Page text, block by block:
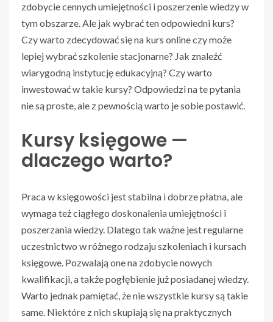
zdobycie cennych umiejętności i poszerzenie wiedzy w
tym obszarze. Ale jak wybrać ten odpowiedni kurs?
Czy warto zdecydować się na kurs online czy może
lepiej wybrać szkolenie stacjonarne? Jak znaleźć
wiarygodną instytucję edukacyjną? Czy warto
inwestować w takie kursy? Odpowiedzi na te pytania
nie są proste, ale z pewnością warto je sobie postawić.
Kursy księgowe —
dlaczego warto?
Praca w księgowości jest stabilna i dobrze płatna, ale
wymaga też ciągłego doskonalenia umiejętności i
poszerzania wiedzy. Dlatego tak ważne jest regularne
uczestnictwo w różnego rodzaju szkoleniach i kursach
księgowe. Pozwalają one na zdobycie nowych
kwalifikacji, a także pogłębienie już posiadanej wiedzy.
Warto jednak pamiętać, że nie wszystkie kursy są takie
same. Niektóre z nich skupiają się na praktycznych